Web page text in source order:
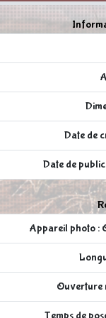
Date de
Date de
Appareil photo :
Ouverture
Temps de